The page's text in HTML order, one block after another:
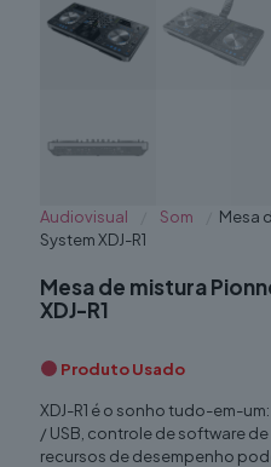
Audiovisual Som
Mesa
System XDJ-R1
Mesa de mistura
XDJ-R1
Produto Usado
XDJ-R1 é o sonho tudo-em-
/ USB, controle de software de
recursos de desempenho